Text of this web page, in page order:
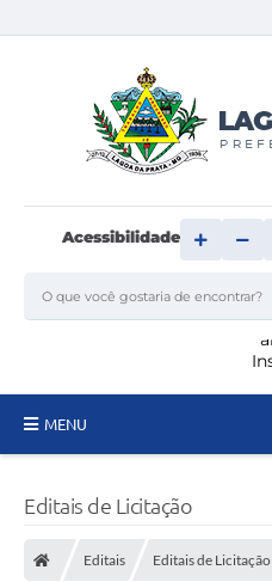
Acessibilidade
MENU
Carta de Serviços
Editais de Licitação
Editais Editais de Licitação